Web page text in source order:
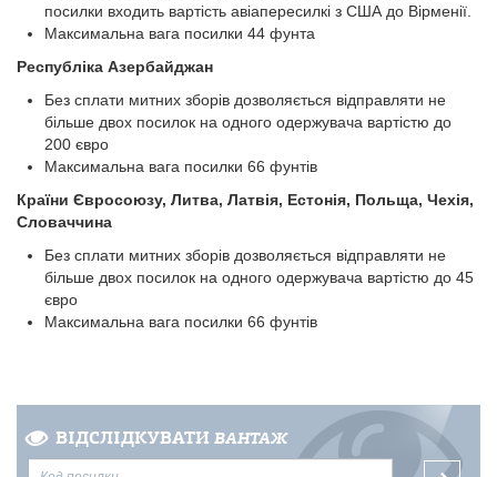
посилки входить вартість авіапересилкі з США до Вірменії.
Максимальна вага посилки 44 фунта
Республіка Азербайджан
Без сплати митних зборів дозволяється відправляти не
більше двох посилок на одного одержувача вартістю до
200 євро
Максимальна вага посилки 66 фунтів
Країни Євросоюзу, Литва, Латвія, Естонія, Польща, Чехія,
Словаччина
Без сплати митних зборів дозволяється відправляти не
більше двох посилок на одного одержувача вартістю до 45
євро
Максимальна вага посилки 66 фунтів
ВІДСЛІДКУВАТИ ВАНТАЖ